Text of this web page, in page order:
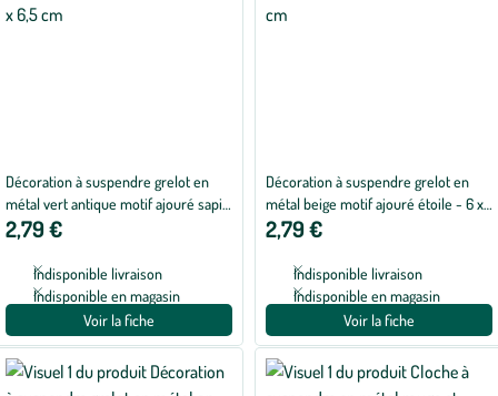
Décoration à suspendre grelot en
métal vert antique motif ajouré sapin
- 6 x 6 x 6,5 cm
2,79 €
Indisponible livraison
Indisponible en magasin
Voir la fiche
Décoration à suspendre grelot en
métal beige motif ajouré étoile - 6 x
6 x 6,5 cm
2,79 €
Indisponible livraison
Indisponible en magasin
Voir la fiche